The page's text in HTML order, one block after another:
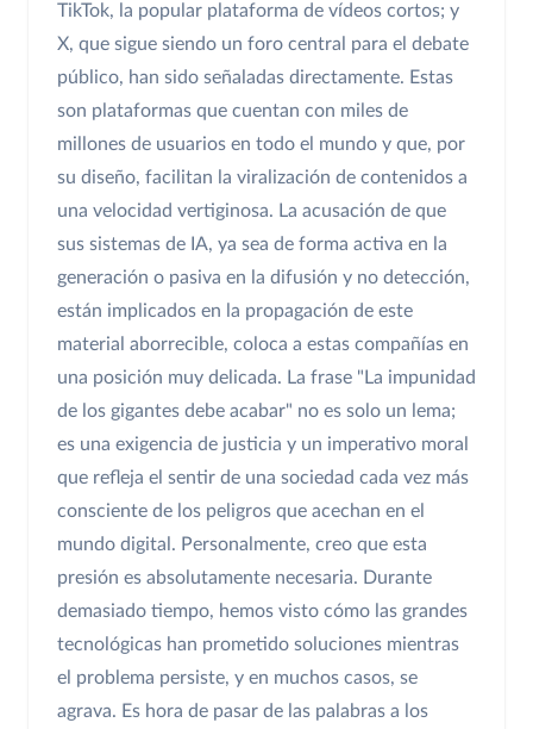
TikTok, la popular plataforma de vídeos cortos; y
X, que sigue siendo un foro central para el debate
público, han sido señaladas directamente. Estas
son plataformas que cuentan con miles de
millones de usuarios en todo el mundo y que, por
su diseño, facilitan la viralización de contenidos a
una velocidad vertiginosa. La acusación de que
sus sistemas de IA, ya sea de forma activa en la
generación o pasiva en la difusión y no detección,
están implicados en la propagación de este
material aborrecible, coloca a estas compañías en
una posición muy delicada. La frase "La impunidad
de los gigantes debe acabar" no es solo un lema;
es una exigencia de justicia y un imperativo moral
que refleja el sentir de una sociedad cada vez más
consciente de los peligros que acechan en el
mundo digital. Personalmente, creo que esta
presión es absolutamente necesaria. Durante
demasiado tiempo, hemos visto cómo las grandes
tecnológicas han prometido soluciones mientras
el problema persiste, y en muchos casos, se
agrava. Es hora de pasar de las palabras a los